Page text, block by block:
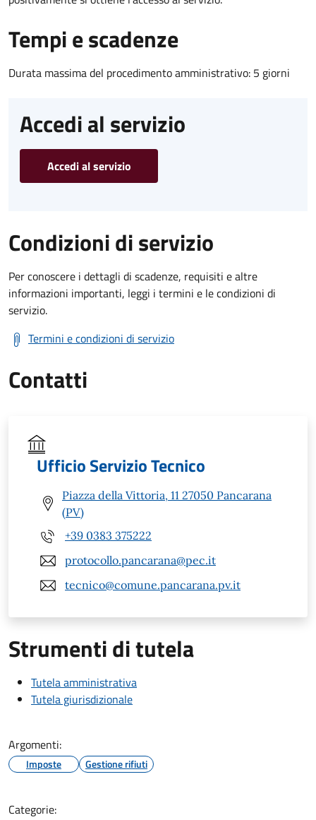
Tempi e scadenze
Durata massima del procedimento amministrativo: 5 giorni
Accedi al servizio
Accedi al servizio
Condizioni di servizio
Per conoscere i dettagli di scadenze, requisiti e altre
informazioni importanti, leggi i termini e le condizioni di
servizio.
Termini e condizioni di servizio
Contatti
Ufficio Servizio Tecnico
Piazza della Vittoria, 11 27050 Pancarana
(PV)
+39 0383 375222
protocollo.pancarana@pec.it
tecnico@comune.pancarana.pv.it
Strumenti di tutela
Tutela amministrativa
Tutela giurisdizionale
Argomenti:
Imposte Gestione rifiuti
Categorie: